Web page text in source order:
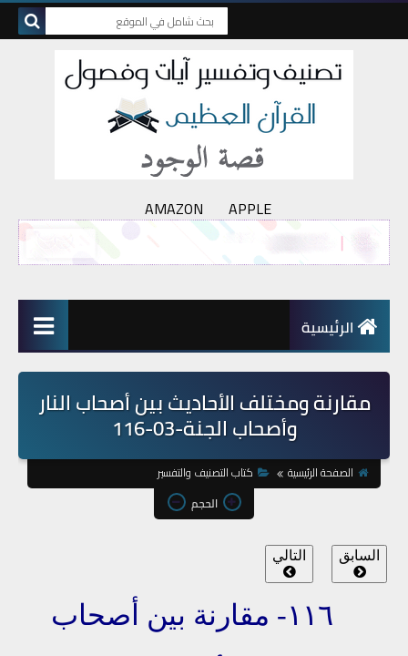
AMAZON APPLE
الرئيسية
مقارنة ومختلف الأحاديث بين أصحاب النار
وأصحاب الجنة-03-116
الصفحة الرئيسية
كتاب التصنيف والتفسير
الحجم
السابق التالي
١١٦- مقارنة بين أصحاب